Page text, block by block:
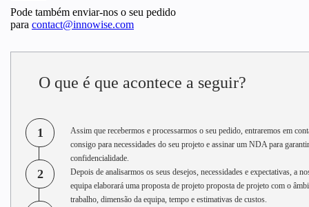
Pode também enviar-nos o seu pedido
para contact@innowise.com
O que é que acontece a seguir?
1
Assim que recebermos e processarmos o seu pedido, entraremos em
consigo para necessidades do seu projeto e assinar um NDA para
confidencialidade.
2
Depois de analisarmos os seus desejos, necessidades e expectativas, a
equipa elaborará uma proposta de projeto proposta de projeto com o
trabalho, dimensão da equipa, tempo e estimativas de custos.